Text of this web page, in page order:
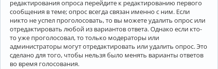
редактирования опроса перейдите к редактированию первого
сообщения в теме; опрос всегда связан именно с ним. Если
никто не успел проголосовать, то вы можете удалить опрос или
отредактировать любой из вариантов ответа. Однако если кто-
то уже проголосовал, то только модераторы или
администраторы могут отредактировать или удалить опрос. Это
сделано для того, чтобы нельзя было менять варианты ответов
во время голосования.